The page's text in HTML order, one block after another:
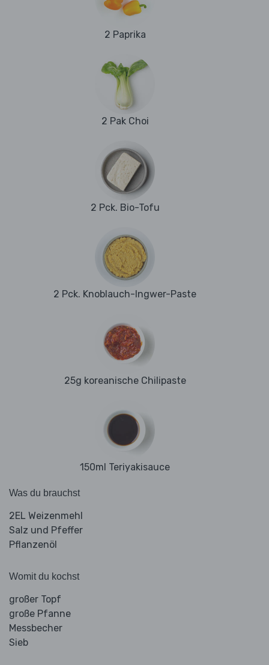
2 Paprika
2 Pak Choi
2 Pck. Bio-Tofu
2 Pck. Knoblauch-Ingwer-Paste
25g koreanische Chilipaste
150ml Teriyakisauce
Was du brauchst
2EL Weizenmehl
Salz und Pfeffer
Pflanzenöl
Womit du kochst
großer Topf
große Pfanne
Messbecher
Sieb